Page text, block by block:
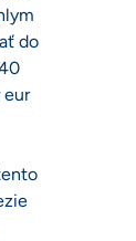
do
eur